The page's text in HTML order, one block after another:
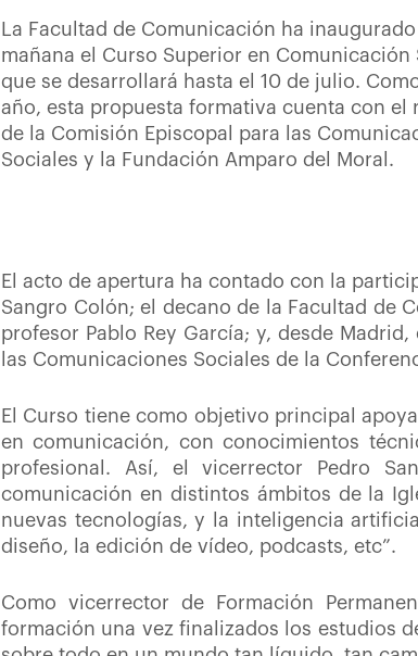
La Facultad de Comunicación ha inaugurado
mañana el Curso Superior en Comunicación
que se desarrollará hasta el 10 de julio.
año, esta propuesta formativa cuenta con el
de la Comisión Episcopal para las
Sociales y la Fundación Amparo del Moral.
El acto de apertura ha contado con la
Sangro Colón; el decano de la Facultad de
profesor Pablo Rey García; y, desde
las Comunicaciones Sociales de la
El Curso tiene como objetivo principal
en comunicación, con conocimientos
profesional. Así, el vicerrector Pedro
comunicación en distintos ámbitos de la
nuevas tecnologías, y la inteligencia
diseño, la edición de vídeo, podcasts, etc”.
Como vicerrector de Formación
formación una vez finalizados los estudios